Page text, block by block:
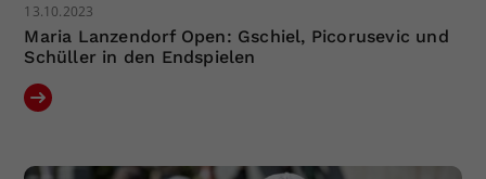
13.10.2023
Maria Lanzendorf Open: Gschiel, Picorusevic und
Schüller in den Endspielen